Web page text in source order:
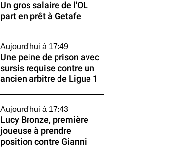
Un gros salaire de l'OL
part en prêt à Getafe
Aujourd'hui à 17:49
Une peine de prison avec
sursis requise contre un
ancien arbitre de Ligue 1
Aujourd'hui à 17:43
Lucy Bronze, première
joueuse à prendre
position contre Gianni